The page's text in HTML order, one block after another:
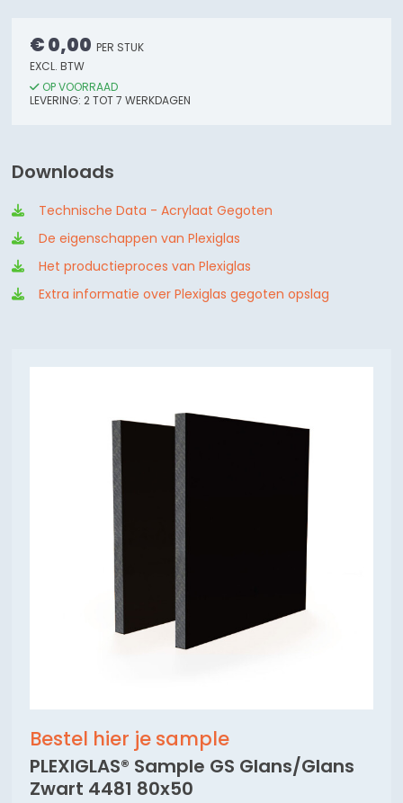
€ 0,00 PER STUK
EXCL. BTW
OP VOORRAAD
LEVERING: 2TOT 7 WERKDAGEN
Downloads
Technische Data - Acrylaat Gegoten
De eigenschappen van Plexiglas
Het productieproces van Plexiglas
Extra informatie over Plexiglas gegoten opslag
Bestel hier je sample
PLEXIGLAS® Sample GS Glans/Glans
Zwart 4481 80x50